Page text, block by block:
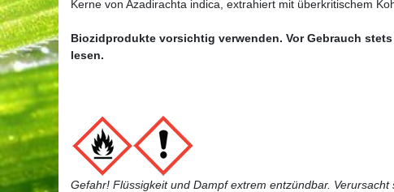
Kerne von Azadirachta indica, extrahiert mit überkritischem
Biozidprodukte vorsichtig verwenden. Vor Gebrauch
lesen.
Gefahr! Flüssigkeit und Dampf extrem entzündbar.